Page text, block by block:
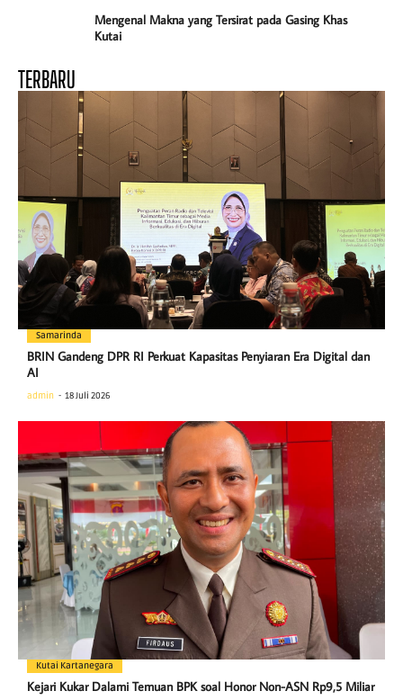
Mengenal Makna yang Tersirat pada Gasing Khas
Kutai
TERBARU
Samarinda
BRIN Gandeng DPR RI Perkuat Kapasitas Penyiaran Era Digital dan
AI
admin 18 Juli 2026
Kutai Kartanegara
Kejari Kukar Dalami Temuan BPK soal Honor Non-ASN Rp9,5 Miliar